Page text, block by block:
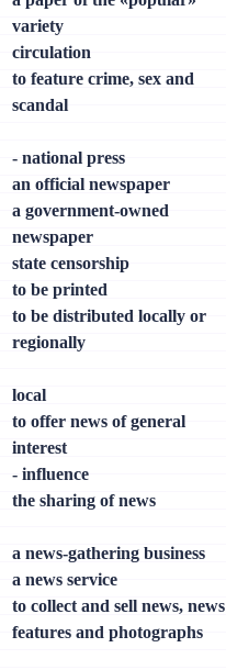
variety
circulation
to feature crime, sex and
scandal
- national press
an official newspaper
a government-owned
newspaper
state censorship
to be printed
to be distributed locally or
regionally
local
to offer news of general
interest
- influence
the sharing of news
a news-gathering business
a news service
to collect and sell news, news
features and photographs